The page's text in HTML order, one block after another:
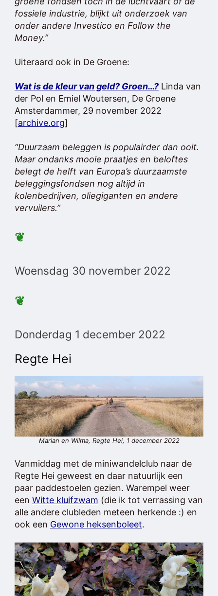
fossiele industrie, blijkt uit onderzoek van
onder andere Investico en Follow the
Money.”
Uiteraard ook in De Groene:
Wat is de kleur van geld? Groen…? Linda van
der Pol en Emiel Woutersen, De Groene
Amsterdammer, 29 november 2022
[archive.org]
“Duurzaam beleggen is populairder dan ooit.
Maar ondanks mooie praatjes en beloftes
belegt de helft van Europa’s duurzaamste
beleggingsfondsen nog altijd in
kolenbedrijven, oliegiganten en andere
vervuilers.”
❦
Woensdag 30 november 2022
❦
Donderdag 1 december 2022
Regte Hei
Marian en Wilma, Regte Hei, 1 december 2022
Vanmiddag met de miniwandelclub naar de
Regte Hei geweest en daar natuurlijk een
paar paddestoelen gezien. Warempel weer
een Witte kluifzwam (die ik tot verrassing van
alle andere clubleden meteen herkende :) en
ook een Gewone heksenboleet.